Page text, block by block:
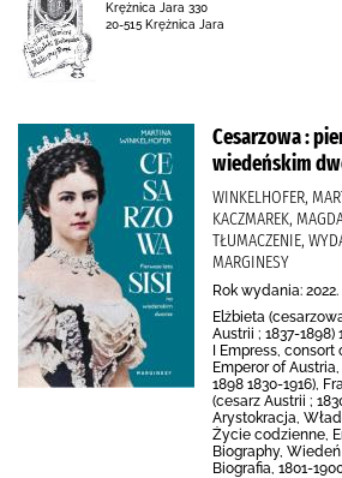
Krężnica Jara 330
20-515 Krężnica Jara
Cesarzowa :
wiedeńskim
WINKELHOFER,
KACZMAREK,
TŁUMACZENIE,
MARGINESY
Rok wydania: 2022.
Elżbieta
Austrii ; 1837-1898)
I Empress,
Emperor of
1898 1830-1916),
(cesarz Austrii ;
Arystokracja,
Życie codzienne,
Biography,
Biografia, 1801-